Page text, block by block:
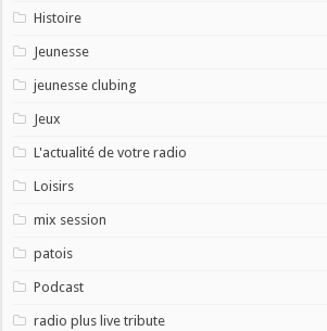
Histoire
Jeunesse
jeunesse clubing
Jeux
L'actualité de votre radio
Loisirs
mix session
patois
Podcast
radio plus live tribute